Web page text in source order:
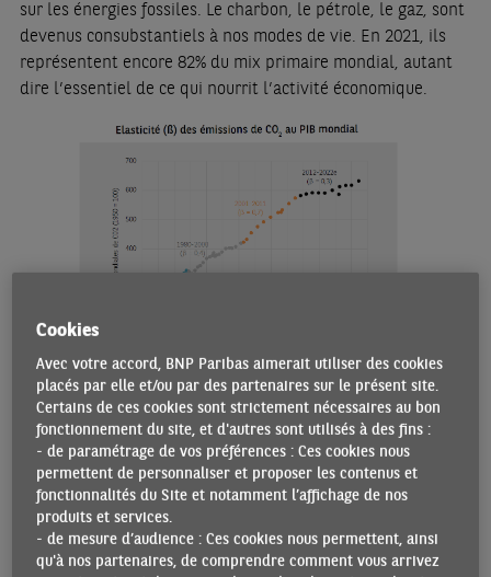
sur les énergies fossiles. Le charbon, le pétrole, le gaz, sont
devenus consubstantiels à nos modes de vie. En 2021, ils
représentent encore 82% du mix primaire mondial, autant
dire l’essentiel de ce qui nourrit l’activité économique.
Le lien entre produit intérieur brut (PIB) et émissions de
dioxyde de carbone (CO ) reste donc solide, même s’il a
connu des hauts et des bas au fil du temps : fusionnel
pendant les « Trente Glorieuses », distendu après les deux
chocs pétroliers de 1973 et 1979, puis à nouveau très fort
dans les années 2000, lorsqu’il s’est agi d’alimenter le
décollage économique des deux géants d’Asie que sont
Cookies
Avec votre accord, BNP Paribas aimerait utiliser des cookies
placés par elle et/ou par des partenaires sur le présent site.
Certains de ces cookies sont strictement nécessaires au bon
fonctionnement du site, et d'autres sont utilisés à des fins :
- de paramétrage de vos préférences : Ces cookies nous
permettent de personnaliser et proposer les contenus et
fonctionnalités du Site et notamment l’affichage de nos
produits et services.
- de mesure d’audience : Ces cookies nous permettent, ainsi
qu'à nos partenaires, de comprendre comment vous arrivez